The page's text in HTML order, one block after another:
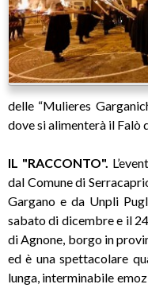
delle “Mulieres
dove si alimenterà il Falò
IL "RACCONTO".
dal Comune di
Gargano e da Unpli
sabato di dicembre e il
di Agnone, borgo in
ed è una spettacolare
lunga, interminabile